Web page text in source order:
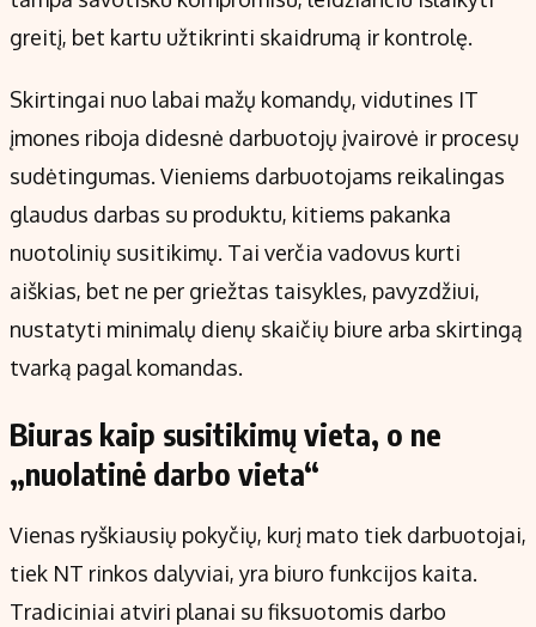
greitį, bet kartu užtikrinti skaidrumą ir kontrolę.
Skirtingai nuo labai mažų komandų, vidutines IT
įmones riboja didesnė darbuotojų įvairovė ir procesų
sudėtingumas. Vieniems darbuotojams reikalingas
glaudus darbas su produktu, kitiems pakanka
nuotolinių susitikimų. Tai verčia vadovus kurti
aiškias, bet ne per griežtas taisykles, pavyzdžiui,
nustatyti minimalų dienų skaičių biure arba skirtingą
tvarką pagal komandas.
Biuras kaip susitikimų vieta, o ne
„nuolatinė darbo vieta“
Vienas ryškiausių pokyčių, kurį mato tiek darbuotojai,
tiek NT rinkos dalyviai, yra biuro funkcijos kaita.
Tradiciniai atviri planai su fiksuotomis darbo